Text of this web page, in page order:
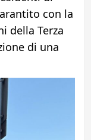
con la
della Terza
di una